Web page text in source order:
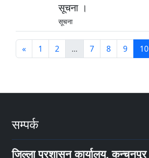
सूचना ।
सूचना
« 1 2 ... 7 8 9 10
सम्पर्क
जिल्ला प्रशासन कार्यालय, कन्चनपुर